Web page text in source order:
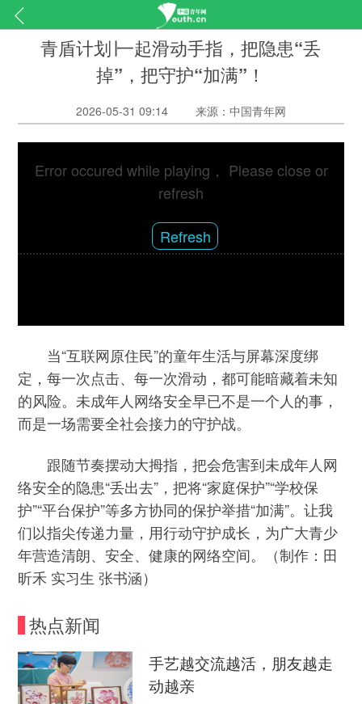
青盾计划∣一起滑动手指，把隐患“丢
掉”，把守护“加满”！
2026-05-31 09:14 来源：中国青年网
Error occured while playing， Please close or
refresh
Refresh
当“互联网原住民”的童年生活与屏幕深度绑
定，每一次点击、每一次滑动，都可能暗藏着未知
的风险。未成年人网络安全早已不是一个人的事，
而是一场需要全社会接力的守护战。
跟随节奏摆动大拇指，把会危害到未成年人网
络安全的隐患“丢出去”，把将“家庭保护”“学校保
护”“平台保护”等多方协同的保护举措“加满”。让我
们以指尖传递力量，用行动守护成长，为广大青少
年营造清朗、安全、健康的网络空间。（制作：田
昕禾 实习生 张书涵）
热点新闻
手艺越交流越活，朋友越走
动越亲